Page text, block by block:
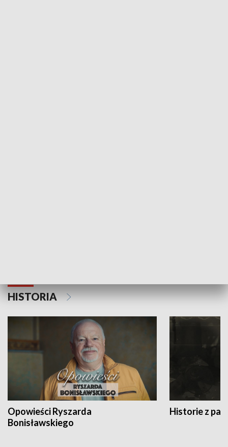
HISTORIA
Opowieści Ryszarda
Bonisławskiego
Historie z